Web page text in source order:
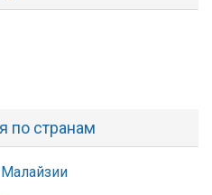
по странам